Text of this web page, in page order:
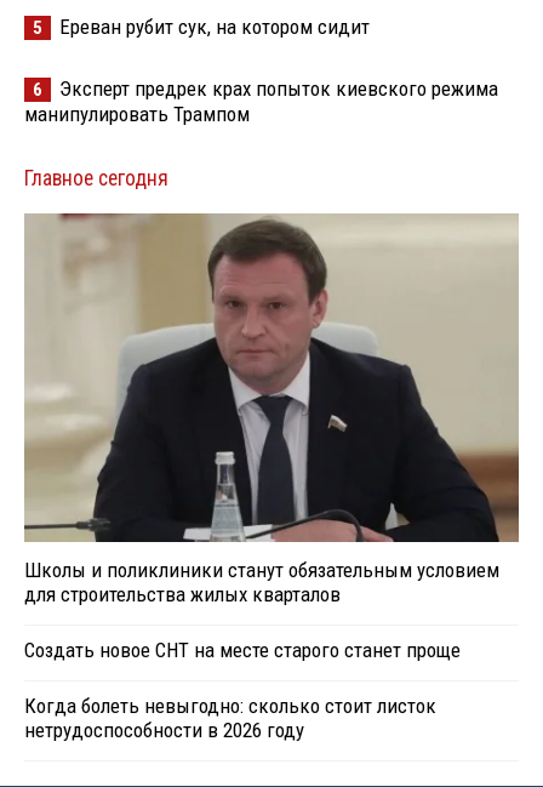
5 Ереван рубит сук, на котором сидит
6
Эксперт предрек крах попыток киевского режима
манипулировать Трампом
Главное сегодня
Школы и поликлиники станут обязательным условием
для строительства жилых кварталов
Создать новое СНТ на месте старого станет проще
Когда болеть невыгодно: сколько стоит листок
нетрудоспособности в 2026 году